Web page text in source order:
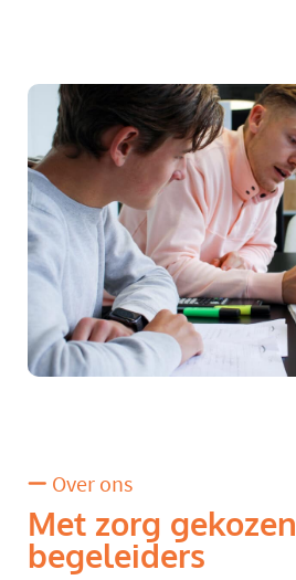
Over ons
Met zorg gekozen
begeleiders